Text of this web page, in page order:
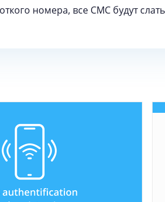
номера, все СМС будут